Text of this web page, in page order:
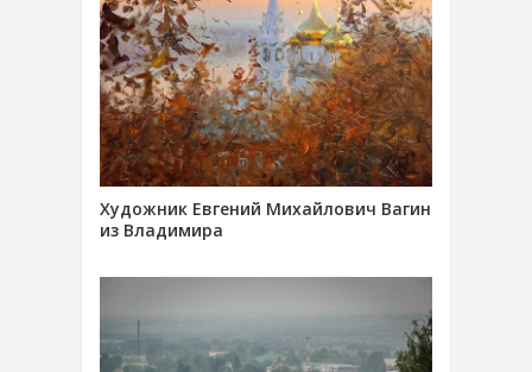
Художник Евгений Михайлович Вагин
из Владимира